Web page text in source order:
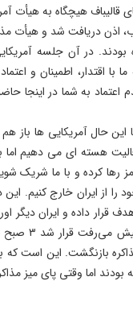
قالیباف هیچگاه به هیأت
اذن دریافت شد و هیأت
بودند. در آن جلسه
اقتدار، اطمینان و
اعتماد به شما در
این حال آمریکایی ها باز
را از ایران خارج کنیم.
قرار داده و ایران دیگر
قسمت
بازنگشت. این است که